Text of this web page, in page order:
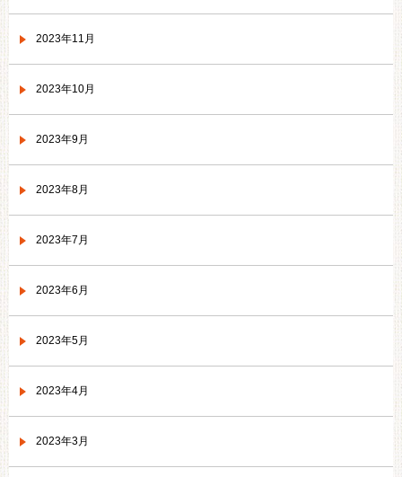
2023年11月
2023年10月
2023年9月
2023年8月
2023年7月
2023年6月
2023年5月
2023年4月
2023年3月